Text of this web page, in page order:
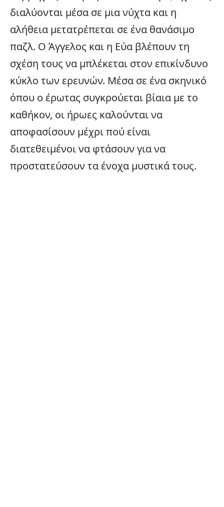
διαλύονται μέσα σε μια νύχτα και η
αλήθεια μετατρέπεται σε ένα θανάσιμο
παζλ. Ο Άγγελος και η Εύα βλέπουν τη
σχέση τους να μπλέκεται στον επικίνδυνο
κύκλο των ερευνών. Μέσα σε ένα σκηνικό
όπου ο έρωτας συγκρούεται βίαια με το
καθήκον, οι ήρωες καλούνται να
αποφασίσουν μέχρι πού είναι
διατεθειμένοι να φτάσουν για να
προστατεύσουν τα ένοχα μυστικά τους.